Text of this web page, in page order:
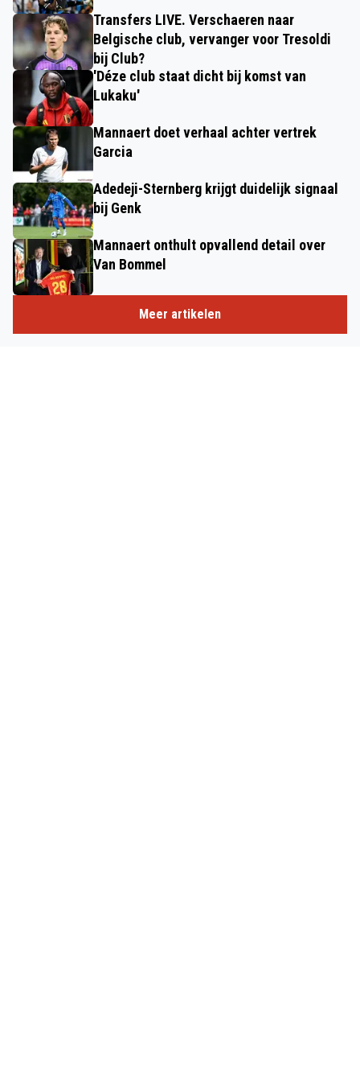
Transfers LIVE. Verschaeren naar
Belgische club, vervanger voor Tresoldi
bij Club?
'Déze club staat dicht bij komst van
Lukaku'
Mannaert doet verhaal achter vertrek
Garcia
Adedeji-Sternberg krijgt duidelijk signaal
bij Genk
Mannaert onthult opvallend detail over
Van Bommel
Meer artikelen